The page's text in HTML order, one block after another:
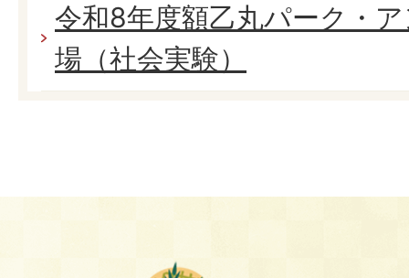
令和8年度額乙丸パーク・
場（社会実験）